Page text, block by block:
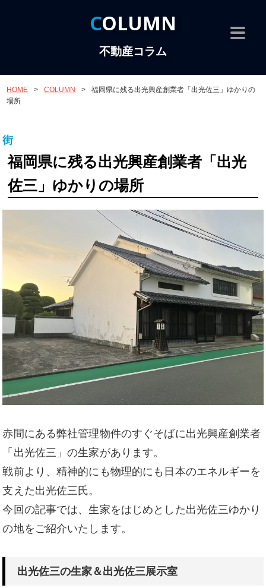
COLUMN
不動産コラム
HOME > COLUMN >
福岡県に残る出光興産創業者「出光佐三」ゆかりの
場所
街
福岡県に残る出光興産創業者「出光
佐三」ゆかりの場所
赤間にある弊社管理物件のすぐそばに出光興産創業者
「出光佐三」の生家があります。
戦前より、精神的にも物理的にも日本のエネルギーを
支えた出光佐三氏。
今回の記事では、生家をはじめとした出光佐三ゆかり
の地をご紹介いたします。
出光佐三の生家＆出光佐三展示室